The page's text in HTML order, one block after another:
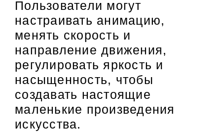
Пользователи могут
настраивать анимацию,
менять скорость и
направление движения,
регулировать яркость и
насыщенность, чтобы
создавать настоящие
маленькие произведения
искусства.